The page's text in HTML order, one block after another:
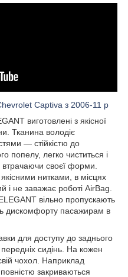
Captiva з 2006-11 р
виготовлені з якісної
Тканина володіє
— стійкістю до
попелу, легко чиститься і
своєї форми.
нитками, в місцях
не заважає роботі AirBag.
вільно пропускають
дискомфорту пасажирам в
для доступу до заднього
передніх сидінь. На кожен
чохол. Наприклад
закриваються